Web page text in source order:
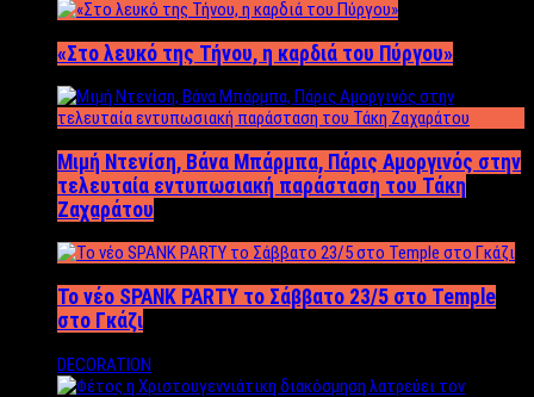
«Στο λευκό της Τήνου, η καρδιά του Πύργου»
Μιμή Ντενίση, Βάνα Μπάρμπα, Πάρις Αμοργινός στην
τελευταία εντυπωσιακή παράσταση του Τάκη
Ζαχαράτου
Το νέο SPANK PARTY το Σάββατο 23/5 στο Temple
στο Γκάζι
DECORATION